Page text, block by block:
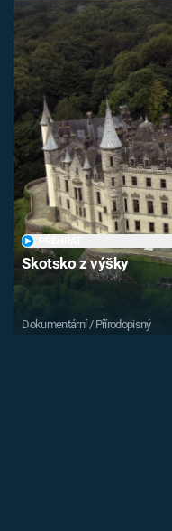
Skotsko z výšky
Dokumentární / Přírodopisný